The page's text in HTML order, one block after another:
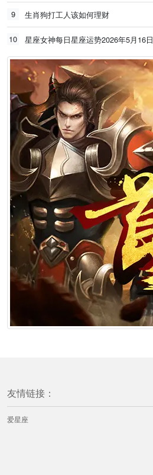
9 生肖狗打工人该如何理财
10 星座女神每日星座运势2026年5月16日
友情链接：
爱星座